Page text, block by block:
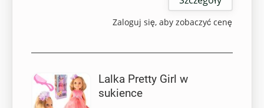
Zaloguj się, aby zobaczyć cenę
Lalka Pretty Girl w
sukience